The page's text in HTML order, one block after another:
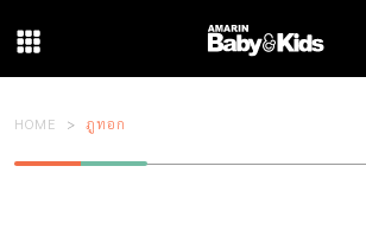
HOME ภูทอก